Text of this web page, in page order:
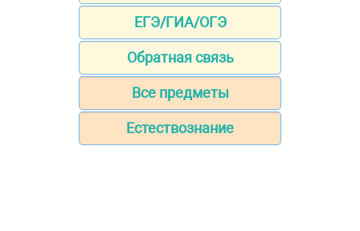
ЕГЭ/ГИА/ОГЭ
Обратная связь
Все предметы
Естествознание